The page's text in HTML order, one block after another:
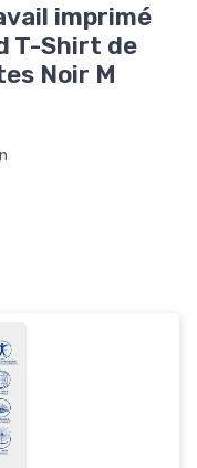
imprimé
T-Shirt de
Noir M